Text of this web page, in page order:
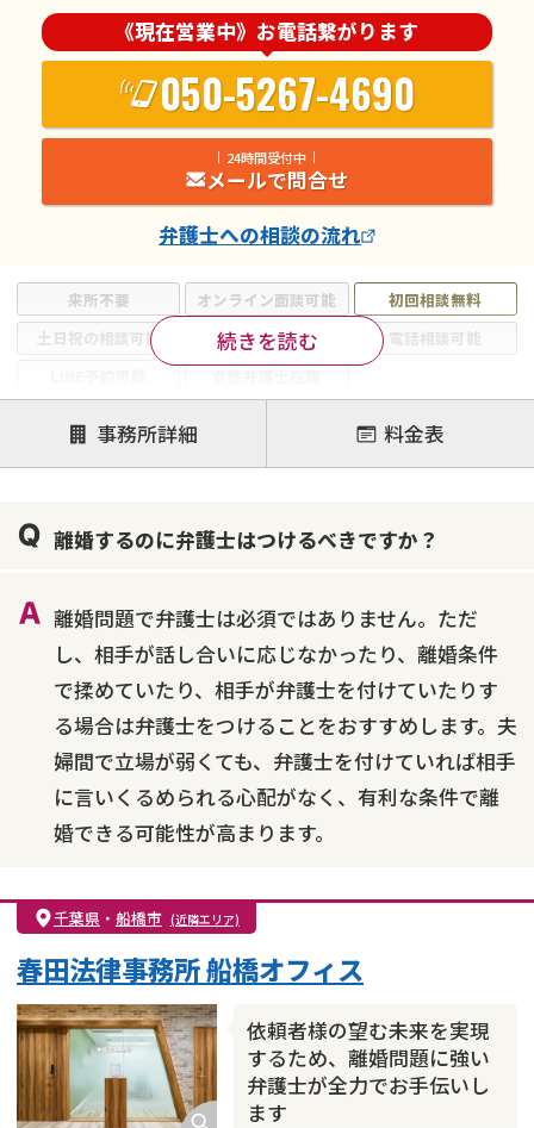
来所不要 オンライン面談可能
初回相談無料
土日祝の相談可能
19時以降電話可能
電話相談可能
注力案件
離婚前相談
離婚調停
離婚裁判
不貞・不倫慰謝料請求
国際離婚
養育費問題
続きを読む
《現在営業中》お電話繋がります
050-5267-4690
24時間受付中
メールで問合せ
弁護士への相談の流れ
事務所詳細 料金表
離婚するのに弁護士はつけるべきですか？
離婚問題で弁護士は必須ではありません。ただ
し、相手が話し合いに応じなかったり、離婚条件
で揉めていたり、相手が弁護士を付けていたりす
る場合は弁護士をつけることをおすすめします。夫
婦間で立場が弱くても、弁護士を付けていれば相手
に言いくるめられる心配がなく、有利な条件で離
婚できる可能性が高まります。
千葉県 ・ 船橋市 (近隣エリア)
依頼者様の望む未来を実現
するため、離婚問題に強い
弁護士が全力でお手伝いし
ます
春田法律事務所 船橋オフィス